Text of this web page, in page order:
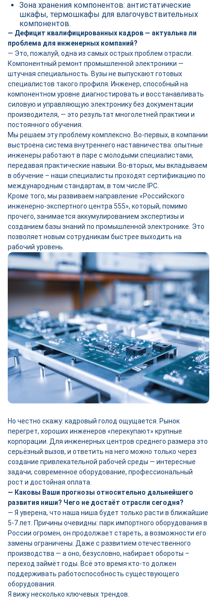
Зона хранения компонентов: антистатические
шкафы, термошкафы для влагочувствительных
компонентов.
— Дефицит квалифицированных кадров — актуальна ли
проблема для инженерных компаний?
— Это, пожалуй, одна из самых острых проблем отрасли.
Компонентный ремонт промышленной электроники —
штучная специальность. Вузы не выпускают готовых
специалистов такого профиля. Инженер, способный на
компонентном уровне диагностировать и восстанавливать
силовую и управляющую электронику без документации
производителя, — это результат многолетней практики и
постоянного обучения.
Мы решаем эту проблему комплексно. Во-первых, в компании
выстроена система внутреннего наставничества: опытные
инженеры работают в паре с молодыми специалистами,
передавая практические навыки. Во-вторых, мы вкладываем
в обучение – наши специалисты проходят сертификацию по
международным стандартам, в том числе IPC.
Кроме того, мы развиваем направление «Российского
инженерно-экспертного центра 555», который, помимо
прочего, занимается аккумулированием экспертизы и
созданием базы знаний по промышленной электронике. Это
позволяет новым сотрудникам быстрее выходить на
рабочий уровень.
Но честно скажу: кадровый голод ощущается. Рынок
перегрет, хороших инженеров «перекупают» крупные
корпорации. Для инженерных центров среднего размера это
серьёзный вызов, и ответить на него можно только через
создание привлекательной рабочей среды — интересные
задачи, современное оборудование, профессиональный
рост и достойная оплата.
— Каковы Ваши прогнозы относительно дальнейшего
развития ниши? Чего не достаёт отрасли сегодня?
— Я уверена, что наша ниша будет только расти в ближайшие
5-7 лет. Причины очевидны: парк импортного оборудования в
России огромен, он продолжает стареть, а возможности его
замены ограничены. Даже с развитием отечественного
производства — а оно, безусловно, набирает обороты –
переход займёт годы. Всё это время кто-то должен
поддерживать работоспособность существующего
оборудования.
Я вижу несколько ключевых трендов.